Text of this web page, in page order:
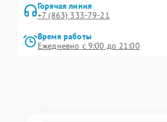
Горячая линия
+7 (863) 333-79-21
Время работы
Ежедневно с 9:00 до 21:00